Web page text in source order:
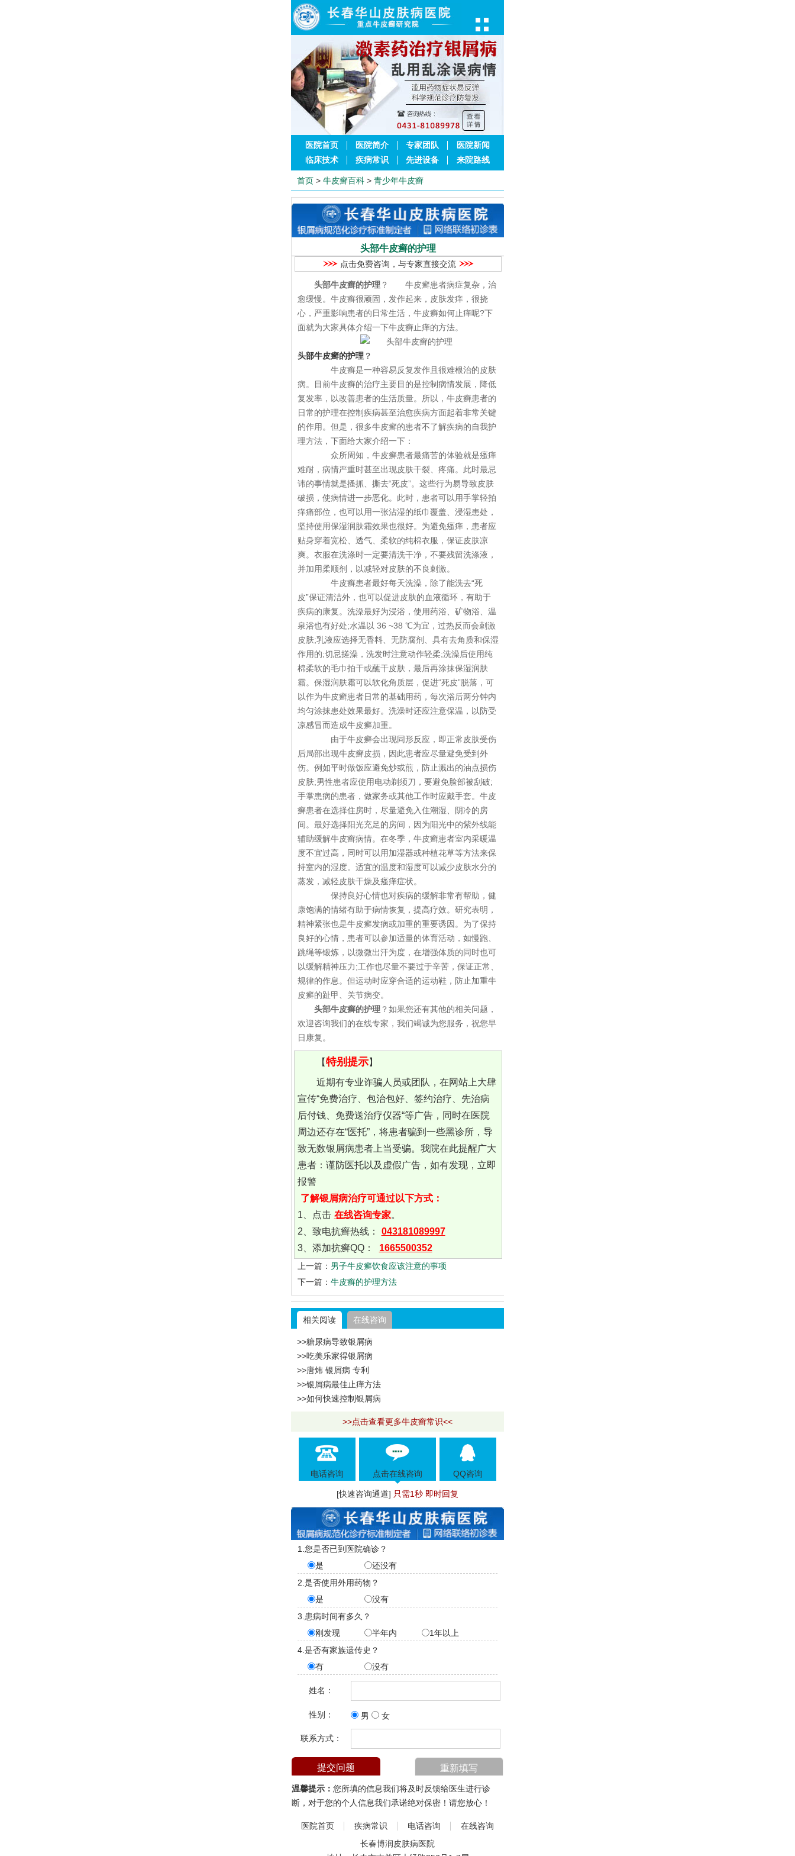
医院首页 医院简介 专家团队
医院新闻
临床技术
疾病常识 先进设备 来院路线
首页 > 牛皮癣百科 > 青少年牛皮癣
头部牛皮癣的护理
点击免费咨询，与专家直接交流
头部牛皮癣的护理 ？ 牛皮癣患者病症复杂，治
愈缓慢。牛皮癣很顽固，发作起来，皮肤发痒，很挠
心，严重影响患者的日常生活，牛皮癣如何止痒呢?下
面就为大家具体介绍一下牛皮癣止痒的方法。
头部牛皮癣的护理 ？
牛皮癣是一种容易反复发作且很难根治的皮肤
病。目前牛皮癣的治疗主要目的是控制病情发展，降低
复发率，以改善患者的生活质量。所以，牛皮癣患者的
日常的护理在控制疾病甚至治愈疾病方面起着非常关键
的作用。但是，很多牛皮癣的患者不了解疾病的自我护
理方法，下面给大家介绍一下：
众所周知，牛皮癣患者最痛苦的体验就是瘙痒
难耐，病情严重时甚至出现皮肤干裂、疼痛。此时最忌
讳的事情就是搔抓、撕去“死皮”。这些行为易导致皮肤
破损，使病情进一步恶化。此时，患者可以用手掌轻拍
痒痛部位，也可以用一张沾湿的纸巾覆盖、浸湿患处，
坚持使用保湿润肤霜效果也很好。为避免瘙痒，患者应
贴身穿着宽松、透气、柔软的纯棉衣服，保证皮肤凉
爽。衣服在洗涤时一定要清洗干净，不要残留洗涤液，
并加用柔顺剂，以减轻对皮肤的不良刺激。
牛皮癣患者最好每天洗澡，除了能洗去“死
皮”保证清洁外，也可以促进皮肤的血液循环，有助于
疾病的康复。洗澡最好为浸浴，使用药浴、矿物浴、温
泉浴也有好处;水温以 36 ~38 ℃为宜，过热反而会刺激
皮肤;乳液应选择无香料、无防腐剂、具有去角质和保湿
作用的;切忌搓澡，洗发时注意动作轻柔;洗澡后使用纯
棉柔软的毛巾拍干或蘸干皮肤，最后再涂抹保湿润肤
霜。保湿润肤霜可以软化角质层，促进“死皮”脱落，可
以作为牛皮癣患者日常的基础用药，每次浴后两分钟内
均匀涂抹患处效果最好。洗澡时还应注意保温，以防受
凉感冒而造成牛皮癣加重。
由于牛皮癣会出现同形反应，即正常皮肤受伤
后局部出现牛皮癣皮损，因此患者应尽量避免受到外
伤。例如平时做饭应避免炒或煎，防止溅出的油点损伤
皮肤;男性患者应使用电动剃须刀，要避免脸部被刮破;
手掌患病的患者，做家务或其他工作时应戴手套。牛皮
癣患者在选择住房时，尽量避免入住潮湿、阴冷的房
间。最好选择阳光充足的房间，因为阳光中的紫外线能
辅助缓解牛皮癣病情。在冬季，牛皮癣患者室内采暖温
度不宜过高，同时可以用加湿器或种植花草等方法来保
持室内的湿度。适宜的温度和湿度可以减少皮肤水分的
蒸发，减轻皮肤干燥及瘙痒症状。
保持良好心情也对疾病的缓解非常有帮助，健
康饱满的情绪有助于病情恢复，提高疗效。研究表明，
精神紧张也是牛皮癣发病或加重的重要诱因。为了保持
良好的心情，患者可以参加适量的体育活动，如慢跑、
跳绳等锻炼，以微微出汗为度，在增强体质的同时也可
以缓解精神压力;工作也尽量不要过于辛苦，保证正常、
规律的作息。但运动时应穿合适的运动鞋，防止加重牛
皮癣的趾甲、关节病变。
头部牛皮癣的护理 ？如果您还有其他的相关问题，
欢迎咨询我们的在线专家，我们竭诚为您服务，祝您早
日康复。
【特别提示】
近期有专业诈骗人员或团队，在网站上大肆
宣传“免费治疗、包治包好、签约治疗、先治病
后付钱、免费送治疗仪器“等广告，同时在医院
周边还存在“医托”，将患者骗到一些黑诊所，导
致无数银屑病患者上当受骗。我院在此提醒广大
患者：谨防医托以及虚假广告，如有发现，立即
报警
了解银屑病治疗可通过以下方式：
1、点击 在线咨询专家。
2、致电抗癣热线：
043181089997
3、添加抗癣QQ：
1665500352
上一篇： 男子牛皮癣饮食应该注意的事项
下一篇： 牛皮癣的护理方法
相关阅读 在线咨询
>>糖尿病导致银屑病
>>吃美乐家得银屑病
>>唐炜 银屑病 专利
>>银屑病最佳止痒方法
>>如何快速控制银屑病
>>点击查看更多牛皮癣常识<<
电话咨询 点击在线咨询 QQ咨询
[快速咨询通道] 只需1秒 即时回复
1.您是否已到医院确诊？
是
还没有
2.是否使用外用药物？
是
没有
3.患病时间有多久？
刚发现
半年内
1年以上
4.是否有家族遗传史？
有
没有
姓名：
性别： 男 女
联系方式：
温馨提示： 您所填的信息我们将及时反馈给医生进行诊
断，对于您的个人信息我们承诺绝对保密！请您放心！
医院首页 疾病常识 电话咨询
在线咨询
长春博润皮肤病医院